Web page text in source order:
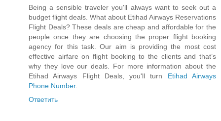
Being a sensible traveler you'll always want to seek out a
budget flight deals. What about Etihad Airways Reservations
Flight Deals? These deals are cheap and affordable for the
people once they are choosing the proper flight booking
agency for this task. Our aim is providing the most cost
effective airfare on flight booking to the clients and that’s
why they love our deals. For more information about the
Etihad Airways Flight Deals, you'll turn Etihad Airways
Phone Number.
Ответить